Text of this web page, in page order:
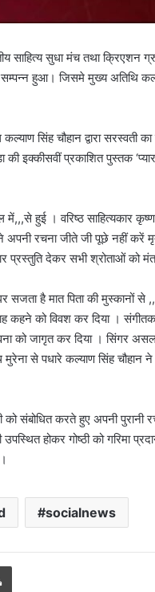
साहित्य सुधा मंच तथा क्रिएशन
हुआ। जिसमे मुख्य अतिथि
सिंह चौहान द्वारा सरस्वती
की इक्कीसवीं प्रकाशित पुस्तक
में,,,से हुई । वरिष्ठ साहित्यकार
रचना जीते जी पूछे नहीं करें
प्रस्तुति देकर सभी श्रोताओं को
सजता है मात पिता की मुस्कानों
को विवश कर दिया ।
को जागृत कर दिया ।
मुरेना से पधारे कल्याण सिंह
को संबोधित करते हुए अपनी
होकर गोष्ठी को गरिमा
socialnews
Print